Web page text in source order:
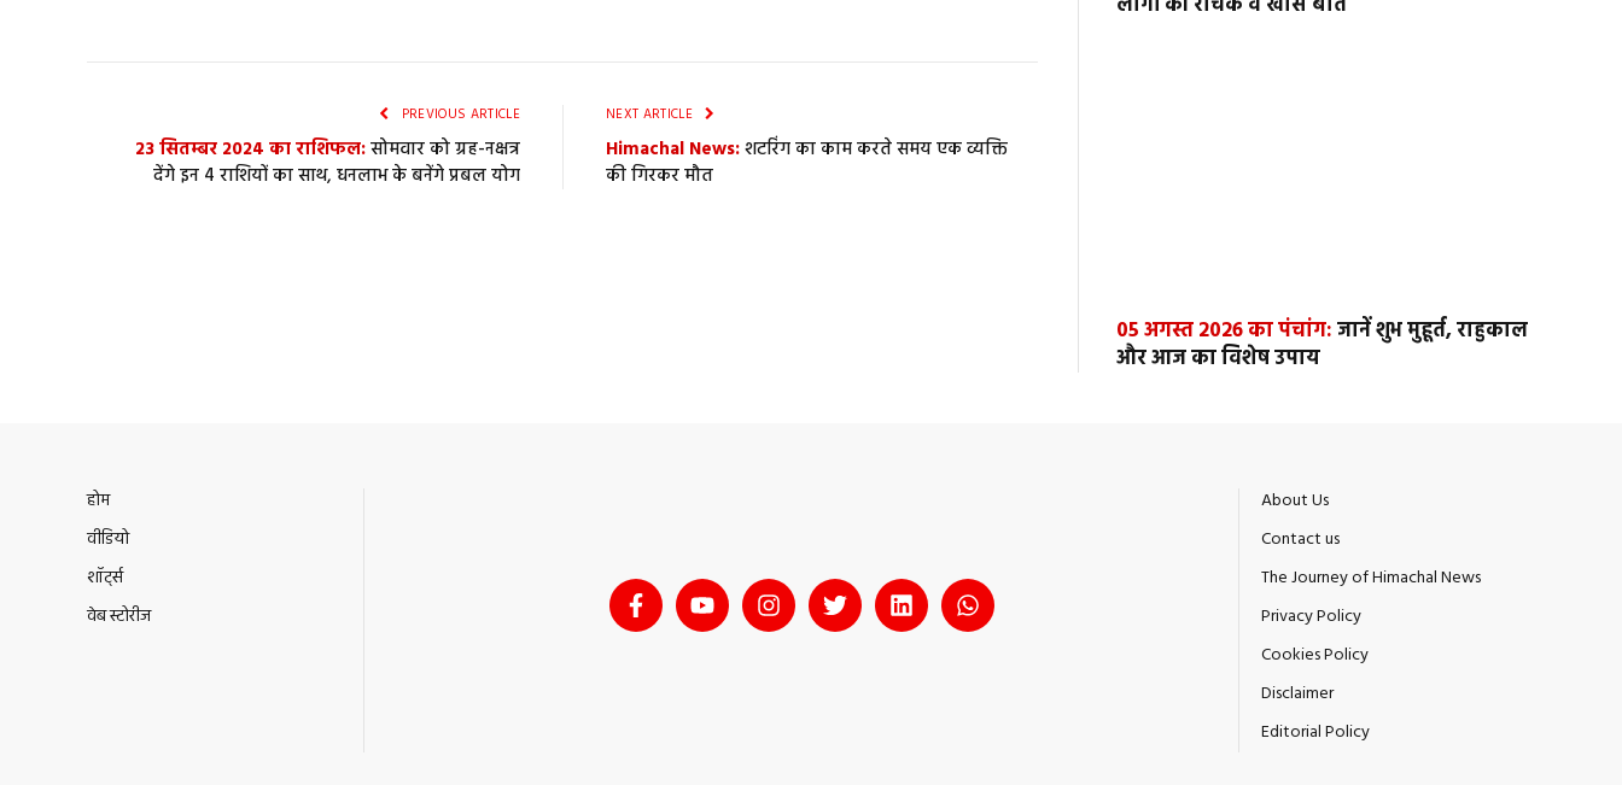
PREVIOUS ARTICLE
23 सितम्बर 2024 का राशिफल:सोमवार को ग्रह-नक्षत्र
देंगे इन 4 राशियों का साथ, धनलाभ के बनेंगे प्रबल योग
NEXT ARTICLE
Himachal News:शटरिंग का काम करते समय एक व्यक्ति
की गिरकर मौत
05 अगस्त 2026 का पंचांग:जानें शुभ मुहूर्त, राहुकाल
और आज का विशेष उपाय
होम
वीडियो
शॉर्ट्स
वेब स्टोरीज
About Us
Contact us
The Journey of Himachal News
Privacy Policy
Cookies Policy
Disclaimer
Editorial Policy